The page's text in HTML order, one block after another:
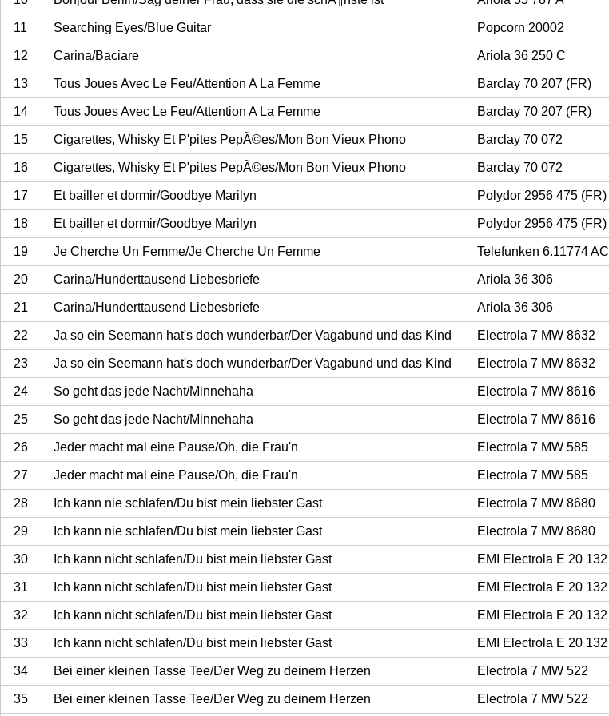
11 Searching Eyes/Blue Guitar Popcorn 20002
12 Carina/Baciare Ariola 36 250 C
13 Tous Joues Avec Le Feu/Attention A La Femme Barclay 70 207 (FR)
14 Tous Joues Avec Le Feu/Attention A La Femme Barclay 70 207 (FR)
15 Cigarettes, Whisky Et P'pites PepÃ©es/Mon Bon Vieux Phono Barclay 70 072
16 Cigarettes, Whisky Et P'pites PepÃ©es/Mon Bon Vieux Phono Barclay 70 072
17 Et bailler et dormir/Goodbye Marilyn Polydor 2956 475 (FR)
18 Et bailler et dormir/Goodbye Marilyn Polydor 2956 475 (FR)
19 Je Cherche Un Femme/Je Cherche Un Femme Telefunken 6.11774 AC
20 Carina/Hunderttausend Liebesbriefe Ariola 36 306
21 Carina/Hunderttausend Liebesbriefe Ariola 36 306
22 Ja so ein Seemann hat's doch wunderbar/Der Vagabund und das Kind Electrola 7 MW 8632
23 Ja so ein Seemann hat's doch wunderbar/Der Vagabund und das Kind Electrola 7 MW 8632
24 So geht das jede Nacht/Minnehaha Electrola 7 MW 8616
25 So geht das jede Nacht/Minnehaha Electrola 7 MW 8616
26 Jeder macht mal eine Pause/Oh, die Frau'n Electrola 7 MW 585
27 Jeder macht mal eine Pause/Oh, die Frau'n Electrola 7 MW 585
28 Ich kann nie schlafen/Du bist mein liebster Gast Electrola 7 MW 8680
29 Ich kann nie schlafen/Du bist mein liebster Gast Electrola 7 MW 8680
30 Ich kann nicht schlafen/Du bist mein liebster Gast EMI Electrola E 20 132
31 Ich kann nicht schlafen/Du bist mein liebster Gast EMI Electrola E 20 132
32 Ich kann nicht schlafen/Du bist mein liebster Gast EMI Electrola E 20 132
33 Ich kann nicht schlafen/Du bist mein liebster Gast EMI Electrola E 20 132
34 Bei einer kleinen Tasse Tee/Der Weg zu deinem Herzen Electrola 7 MW 522
35 Bei einer kleinen Tasse Tee/Der Weg zu deinem Herzen Electrola 7 MW 522